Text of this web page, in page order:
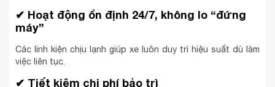
✔ Hoạt động ổn định 24/7, không lo “đứng
máy”
Các linh kiện chịu lạnh giúp xe luôn duy trì hiệu suất dù làm
việc liên tục.
✔ Tiết kiệm chi phí bảo trì